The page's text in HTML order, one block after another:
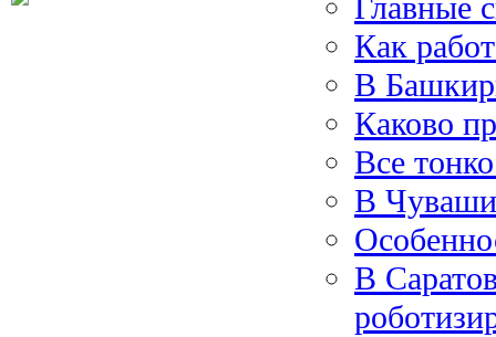
Главные
Как
В
Каково
Все
В
В